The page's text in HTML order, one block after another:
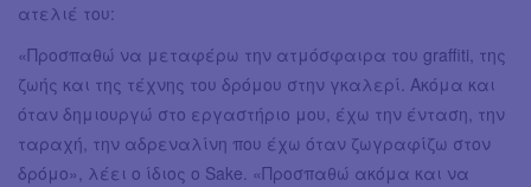
ατελιέ του:
«Προσπαθώ να μεταφέρω την ατμόσφαιρα του graffiti, της
ζωής και της τέχνης του δρόμου στην γκαλερί. Ακόμα και
όταν δημιουργώ στο εργαστήριο μου, έχω την ένταση, την
ταραχή, την αδρεναλίνη που έχω όταν ζωγραφίζω στον
δρόμο», λέει ο ίδιος ο Sake. «Προσπαθώ ακόμα και να